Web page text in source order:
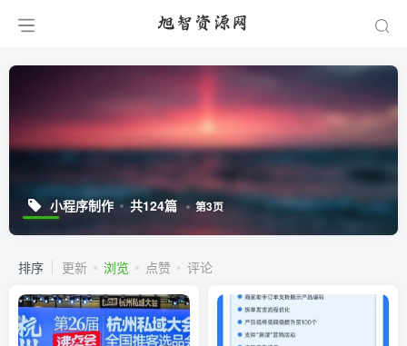
小程序制作 共124篇 第3页
排序 更新 浏览 点赞 评论